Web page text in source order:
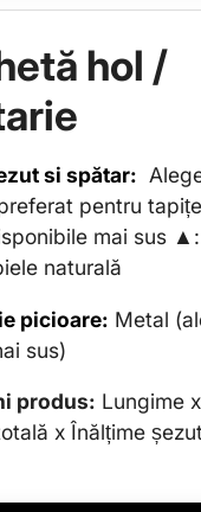
hol /
si spătar:
pentru
mai sus
naturală
picioare: Metal
sus)
produs: Lungime
x Înălțime